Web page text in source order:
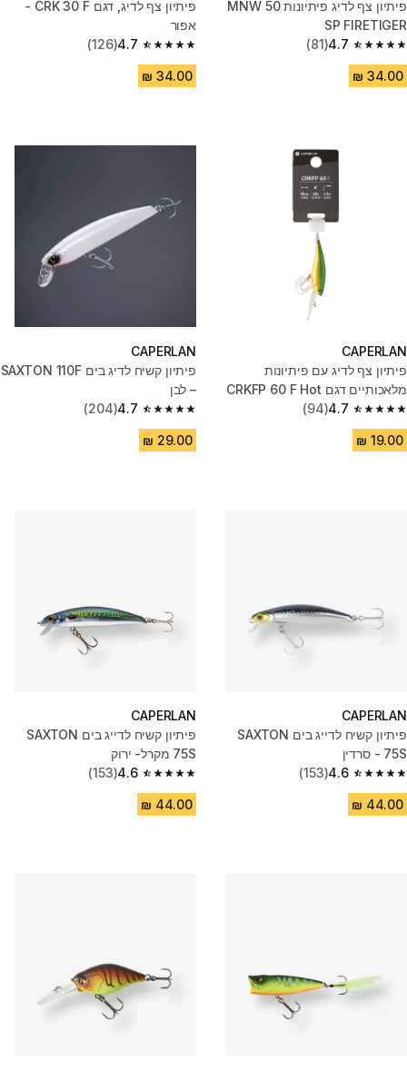
פיתיון צף לדיג פיתיונות MNW 50
SP FIRETIGER
4.7
4.7 out of 5 stars from 81 reviews
(81)
פיתיון צף לדיג, דגם CRK 30 F -
אפור
4.7
4.7 out of 5 stars from 126 reviews
(126)
CAPERLAN
פיתיון צף לדיג עם פיתיונות
מלאכותיים דגם CRKFP 60 F Hot
Tiger
4.7
4.7 out of 5 stars from 94 reviews
(94)
CAPERLAN
פיתיון קשיח לדיג בים SAXTON 110F
– לבן
4.7
4.7 out of 5 stars from 204 reviews
(204)
CAPERLAN
פיתיון קשיח לדייג בים SAXTON
75S - סרדין
4.6
4.6 out of 5 stars from 153 reviews
(153)
CAPERLAN
פיתיון קשיח לדייג בים SAXTON
75S מקרל- ירוק
4.6
4.6 out of 5 stars from 153 reviews
(153)